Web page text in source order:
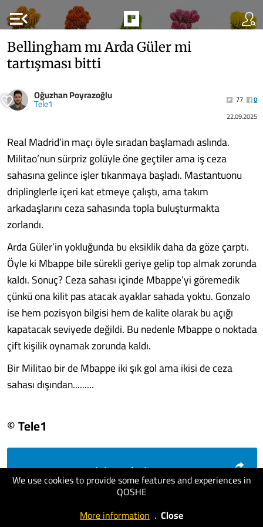
menu_open
We use cookies to provide some features and experiences in
QOSHE
More information . Close
Bellingham mı Arda Güler mi
tartışması bitti
Oğuzhan Poyrazoğlu
Tele1 77
0
22.09.2025
Real Madrid’in maçı öyle sıradan başlamadı aslında.
Militao’nun sürpriz golüyle öne geçtiler ama iş ceza
sahasına gelince işler tıkanmaya başladı. Mastantuonu
driplinglerle içeri kat etmeye çalıştı, ama takım
arkadaşlarını ceza sahasında topla buluşturmakta
zorlandı.
Arda Güler’in yokluğunda bu eksiklik daha da göze çarptı.
Öyle ki Mbappe bile sürekli geriye gelip top almak zorunda
kaldı. Sonuç? Ceza sahası içinde Mbappe’yi göremedik
çünkü ona kilit pas atacak ayaklar sahada yoktu. Gonzalo
ise hem pozisyon bilgisi hem de kalite olarak bu açığı
kapatacak seviyede değildi. Bu nedenle Mbappe o noktada
çift kişilik oynamak zorunda kaldı.
Bir Militao bir de Mbappe iki şık gol ama ikisi de ceza
sahası dışından.........
© Tele1
visit website